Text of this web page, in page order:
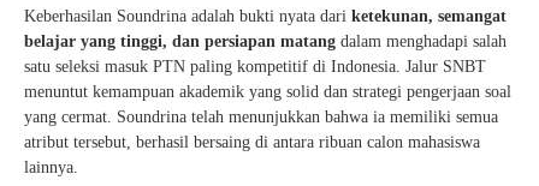
Keberhasilan Soundrina adalah bukti nyata dari ketekunan, semangat
belajar yang tinggi, dan persiapan matang dalam menghadapi salah
satu seleksi masuk PTN paling kompetitif di Indonesia. Jalur SNBT
menuntut kemampuan akademik yang solid dan strategi pengerjaan soal
yang cermat. Soundrina telah menunjukkan bahwa ia memiliki semua
atribut tersebut, berhasil bersaing di antara ribuan calon mahasiswa
lainnya.